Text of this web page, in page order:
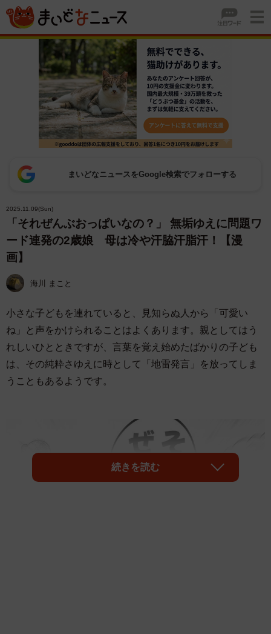
まいどなニュースをGoogle検索でフォローする
2025.11.09(Sun)
「それぜんぶおっぱいなの？」 無垢ゆえに問題ワ
ード連発の2歳娘 母は冷や汗脇汗脂汗！【漫
画】
海川 まこと
小さな子どもを連れていると、見知らぬ人から「可愛い
ね」と声をかけられることはよくあります。親としてはう
れしいひとときですが、言葉を覚え始めたばかりの子ども
は、その純粋さゆえに時として「地雷発言」を放ってしま
うこともあるようです。
続きを読む